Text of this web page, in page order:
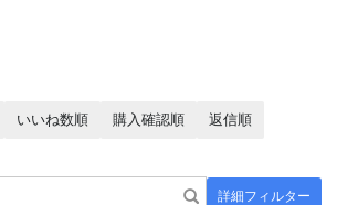
詳細フィルター
いいね数順 購入確認順 返信順